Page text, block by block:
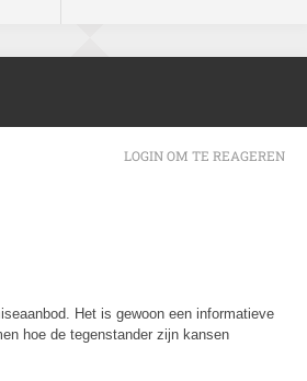
Het is gewoon een informatieve
hoe de tegenstander zijn kansen
LOGIN OM TE REAGEREN